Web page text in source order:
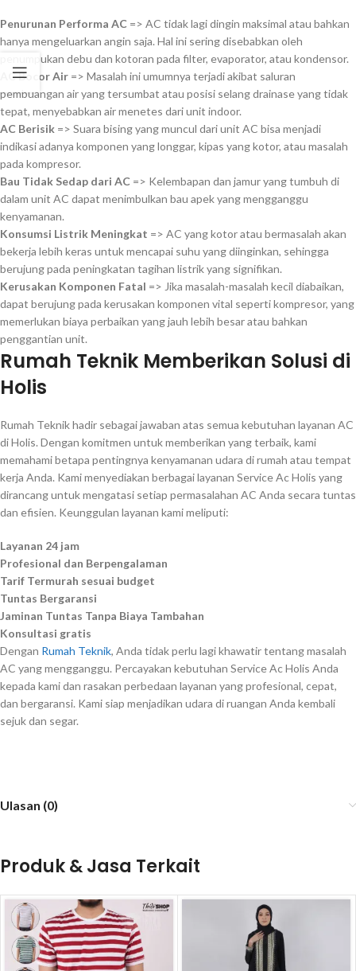
Penurunan Performa AC => AC tidak lagi dingin maksimal atau bahkan
hanya mengeluarkan angin saja. Hal ini sering disebabkan oleh
penumpukan debu dan kotoran pada filter, evaporator, atau kondensor.
AC Bocor Air => Masalah ini umumnya terjadi akibat saluran
pembuangan air yang tersumbat atau posisi selang drainase yang tidak
tepat, menyebabkan air menetes dari unit indoor.
AC Berisik => Suara bising yang muncul dari unit AC bisa menjadi
indikasi adanya komponen yang longgar, kipas yang kotor, atau masalah
pada kompresor.
Bau Tidak Sedap dari AC => Kelembapan dan jamur yang tumbuh di
dalam unit AC dapat menimbulkan bau apek yang mengganggu
kenyamanan.
Konsumsi Listrik Meningkat => AC yang kotor atau bermasalah akan
bekerja lebih keras untuk mencapai suhu yang diinginkan, sehingga
berujung pada peningkatan tagihan listrik yang signifikan.
Kerusakan Komponen Fatal => Jika masalah-masalah kecil diabaikan,
dapat berujung pada kerusakan komponen vital seperti kompresor, yang
memerlukan biaya perbaikan yang jauh lebih besar atau bahkan
penggantian unit.
Rumah Teknik Memberikan Solusi di
Holis
Rumah Teknik hadir sebagai jawaban atas semua kebutuhan layanan AC
di Holis. Dengan komitmen untuk memberikan yang terbaik, kami
memahami betapa pentingnya kenyamanan udara di rumah atau tempat
kerja Anda. Kami menyediakan berbagai layanan Service Ac Holis yang
dirancang untuk mengatasi setiap permasalahan AC Anda secara tuntas
dan efisien. Keunggulan layanan kami meliputi:
Layanan 24 jam
Profesional dan Berpengalaman
Tarif Termurah sesuai budget
Tuntas Bergaransi
Jaminan Tuntas Tanpa Biaya Tambahan
Konsultasi gratis
Dengan Rumah Teknik, Anda tidak perlu lagi khawatir tentang masalah
AC yang mengganggu. Percayakan kebutuhan Service Ac Holis Anda
kepada kami dan rasakan perbedaan layanan yang profesional, cepat,
dan bergaransi. Kami siap menjadikan udara di ruangan Anda kembali
sejuk dan segar.
Ulasan (0)
Produk & Jasa Terkait